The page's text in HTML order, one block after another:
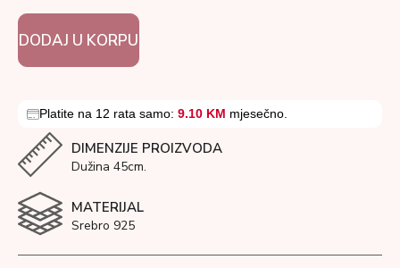
DODAJ U KORPU
Platite na 12 rata samo: 9.10 KM mjesečno.
DIMENZIJE PROIZVODA
Dužina 45cm.
MATERIJAL
Srebro 925